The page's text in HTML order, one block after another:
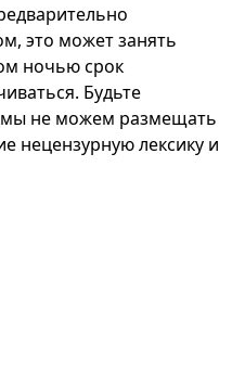
это может занять
ночью срок
Будьте
мы не можем размещать
нецензурную лексику и